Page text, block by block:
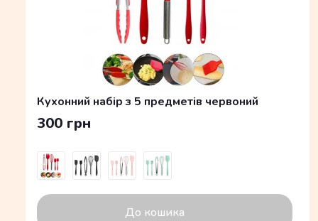
Кухонний набір з 5 предметів червоний
300 грн
До кошика